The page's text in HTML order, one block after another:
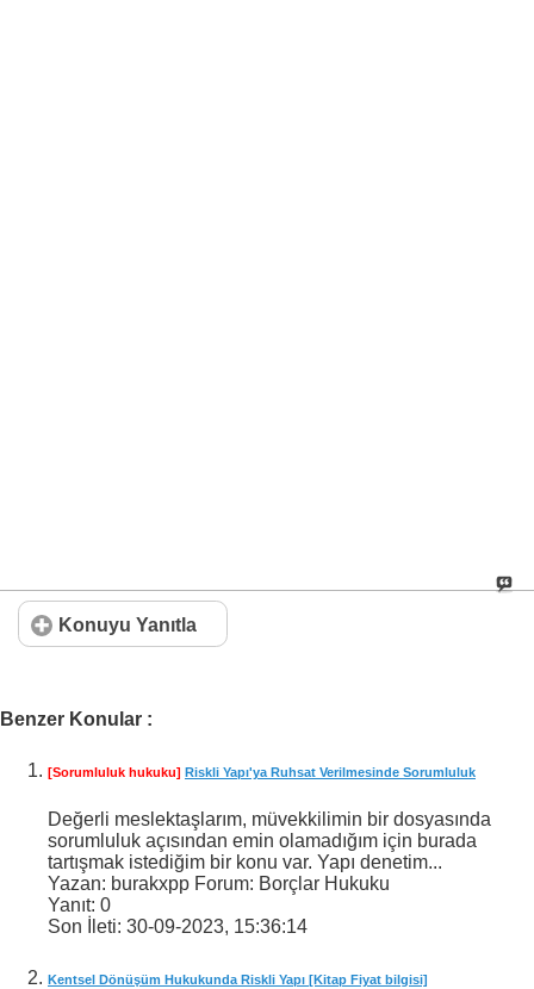
Konuyu Yanıtla
Benzer Konular :
[Sorumluluk hukuku] Riskli Yapı'ya Ruhsat Verilmesinde Sorumluluk
Değerli meslektaşlarım, müvekkilimin bir dosyasında
sorumluluk açısından emin olamadığım için burada
tartışmak istediğim bir konu var. Yapı denetim...
Yazan: burakxpp Forum: Borçlar Hukuku
Yanıt: 0
Son İleti: 30-09-2023, 15:36:14
Kentsel Dönüşüm Hukukunda Riskli Yapı [Kitap Fiyat bilgisi]